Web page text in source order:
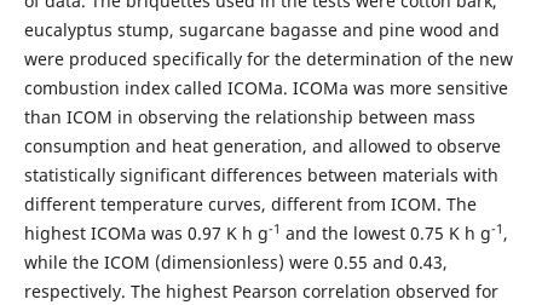
eucalyptus stump, sugarcane bagasse and pine wood and
were produced specifically for the determination of the new
combustion index called ICOMa. ICOMa was more sensitive
than ICOM in observing the relationship between mass
consumption and heat generation, and allowed to observe
statistically significant differences between materials with
different temperature curves, different from ICOM. The
highest ICOMa was 0.97 K h g-1 and the lowest 0.75 K h g-1 ,
while the ICOM (dimensionless) were 0.55 and 0.43,
respectively. The highest Pearson correlation observed for